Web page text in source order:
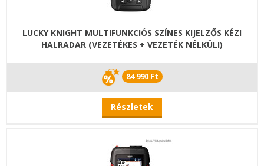
LUCKY KNIGHT MULTIFUNKCIÓS SZÍNES KIJELZŐS KÉZI
HALRADAR (VEZETÉKES + VEZETÉK NÉLKÜLI)
84 990 Ft
Részletek